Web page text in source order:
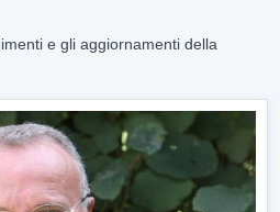
e gli aggiornamenti della